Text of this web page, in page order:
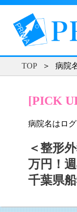
TOP ＞ 病院
[PICK
病院名はロ
＜整形
万円！
千葉県